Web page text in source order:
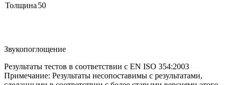
Толщина 50
Звукопоглощение
Результаты тестов в соответствии с EN ISO 354:2003
Примечание: Результаты несопоставимы с результатами,